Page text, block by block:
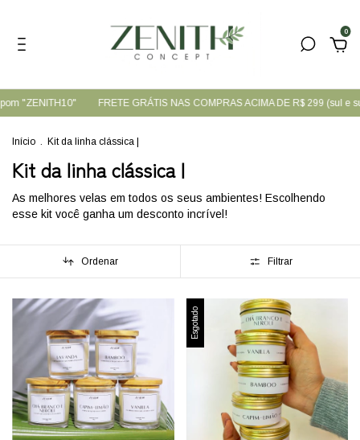
0
"ZENITH10" FRETE GRÁTIS NAS COMPRAS ACIMA DE R$ 299 (sul e
Início . Kit da linha clássica |
Kit da linha clássica |
As melhores velas em todos os seus ambientes! Escolhendo
esse kit você ganha um desconto incrível!
Ordenar Filtrar
Esgotado